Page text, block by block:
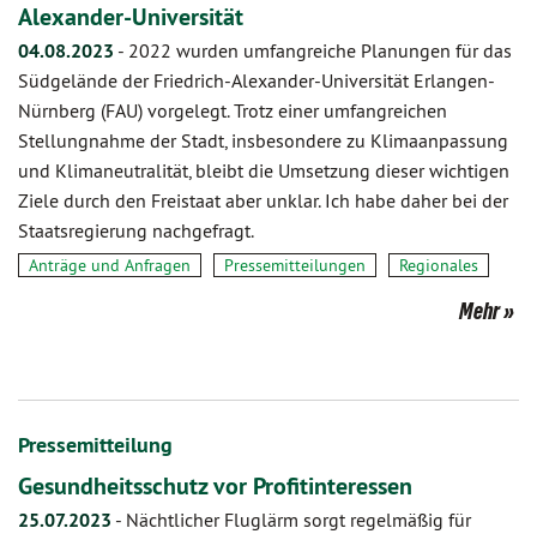
Alexander-Universität
04.08.2023 - 2022 wurden umfangreiche Planungen für das
Südgelände der Friedrich-Alexander-Universität Erlangen-
Nürnberg (FAU) vorgelegt. Trotz einer umfangreichen
Stellungnahme der Stadt, insbesondere zu Klimaanpassung
und Klimaneutralität, bleibt die Umsetzung dieser wichtigen
Ziele durch den Freistaat aber unklar. Ich habe daher bei der
Staatsregierung nachgefragt.
Anträge und Anfragen Pressemitteilungen Regionales
Mehr
Pressemitteilung
Gesundheitsschutz vor Profitinteressen
25.07.2023 - Nächtlicher Fluglärm sorgt regelmäßig für